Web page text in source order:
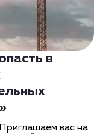
в
вас на